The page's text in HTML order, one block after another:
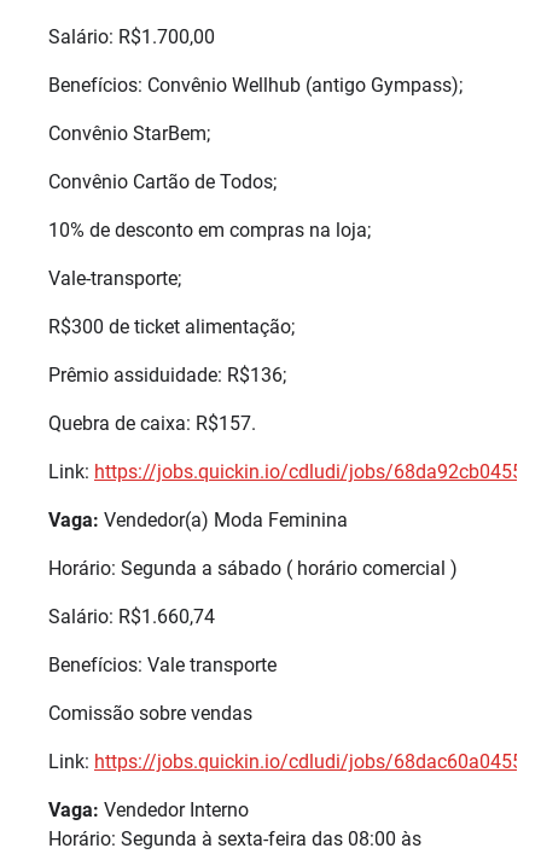
Salário: R$1.700,00
Benefícios: Convênio Wellhub (antigo Gympass);
Convênio StarBem;
Convênio Cartão de Todos;
10% de desconto em compras na loja;
Vale-transporte;
R$300 de ticket alimentação;
Prêmio assiduidade: R$136;
Quebra de caixa: R$157.
Link: https://jobs.quickin.io/cdludi/jobs/
Vaga: Vendedor(a) Moda Feminina
Horário: Segunda a sábado ( horário comercial )
Salário: R$1.660,74
Benefícios: Vale transporte
Comissão sobre vendas
Link: https://jobs.quickin.io/cdludi/jobs/
Vaga: Vendedor Interno
Horário: Segunda à sexta-feira das 08:00 às